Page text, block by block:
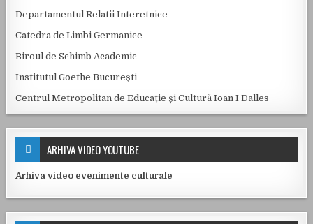
Departamentul Relatii Interetnice
Catedra de Limbi Germanice
Biroul de Schimb Academic
Institutul Goethe Bucureşti
Centrul Metropolitan de Educație și Cultură Ioan I Dalles
ARHIVA VIDEO YOUTUBE
Arhiva video evenimente culturale